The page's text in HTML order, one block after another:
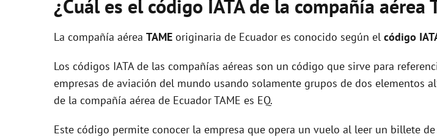
¿Cuál es el código IATA de la compañía aérea
La compañía aérea TAME originaria de Ecuador es conocido según el código
Los códigos IATA de las compañías aéreas son un código que sirve para
empresas de aviación del mundo usando solamente grupos de dos elementos
de la compañía aérea de Ecuador TAME es EQ.
Este código permite conocer la empresa que opera un vuelo al leer un billete